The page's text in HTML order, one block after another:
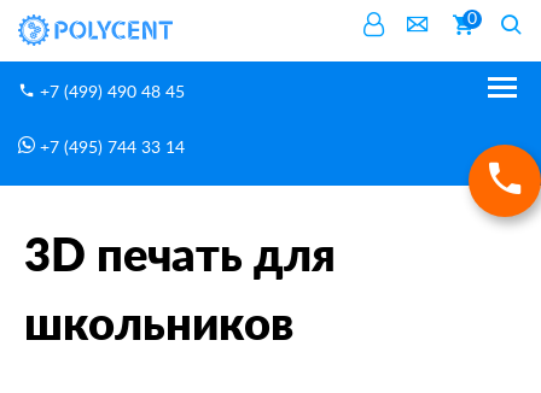
0
+7 (499) 490 48 45
+7 (495) 744 33 14
3D печать для
школьников